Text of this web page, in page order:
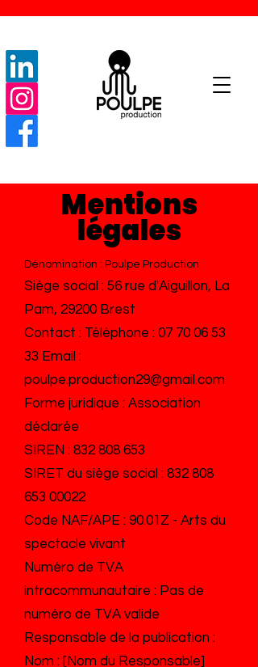
Mentions
légales
Dénomination : Poulpe Production
Siège social : 56 rue d'Aiguillon, La
Pam, 29200 Brest
Contact : Téléphone : 07 70 06 53
33 Email :
poulpe.production29@gmail.com
Forme juridique : Association
déclarée
SIREN : 832 808 653
SIRET du siège social : 832 808
653 00022
Code NAF/APE : 90.01Z - Arts du
spectacle vivant
Numéro de TVA
intracommunautaire : Pas de
numéro de TVA valide
Responsable de la publication :
Nom : [Nom du Responsable]